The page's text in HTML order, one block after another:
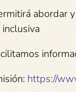
abordar
https://